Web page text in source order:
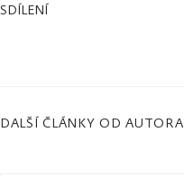
SDÍLENÍ
DALŠÍ ČLÁNKY OD AUTORA